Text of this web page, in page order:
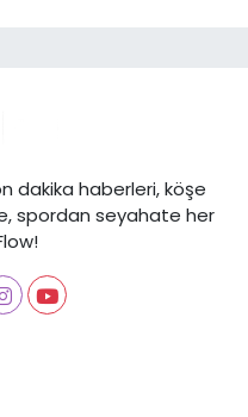
dakika haberleri, köşe
spordan seyahate her